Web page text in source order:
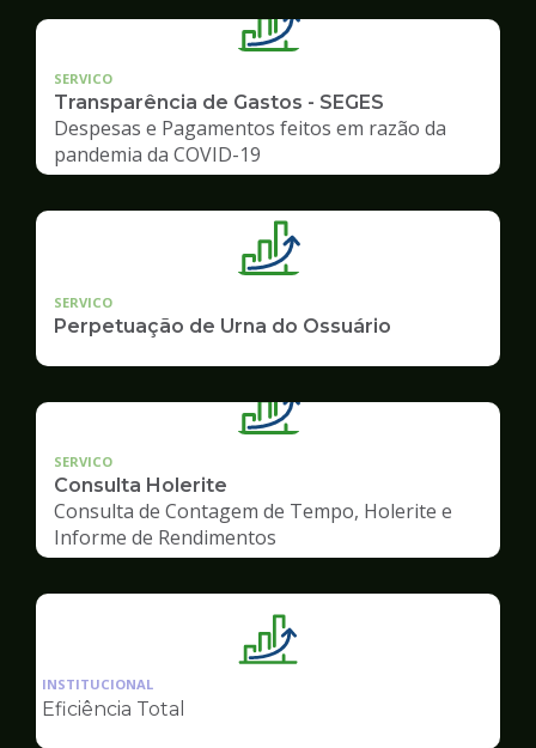
SERVICO
Transparência de Gastos - SEGES
Despesas e Pagamentos feitos em razão da
pandemia da COVID-19
SERVICO
Perpetuação de Urna do Ossuário
SERVICO
Consulta Holerite
Consulta de Contagem de Tempo, Holerite e
Informe de Rendimentos
Ilustração
INSTITUCIONAL
Eficiência Total